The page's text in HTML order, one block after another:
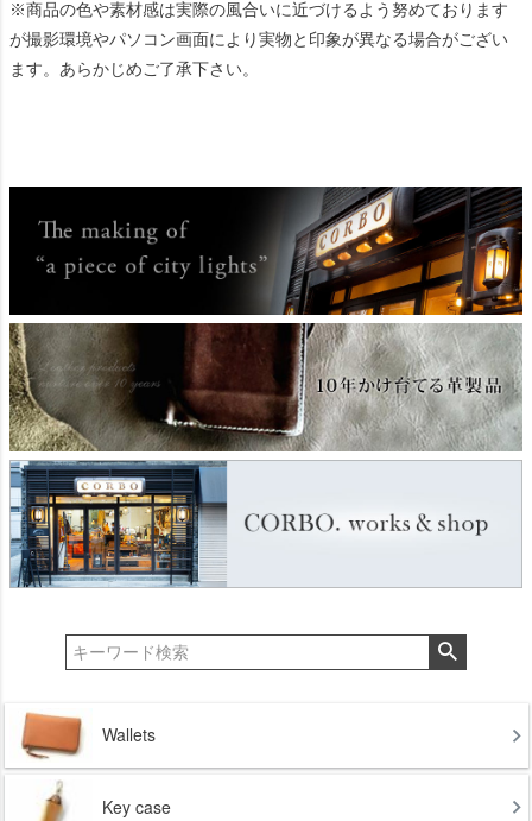
※商品の色や素材感は実際の風合いに近づけるよう努めております
が撮影環境やパソコン画面により実物と印象が異なる場合がござい
ます。あらかじめご了承下さい。
Wallets
Key case